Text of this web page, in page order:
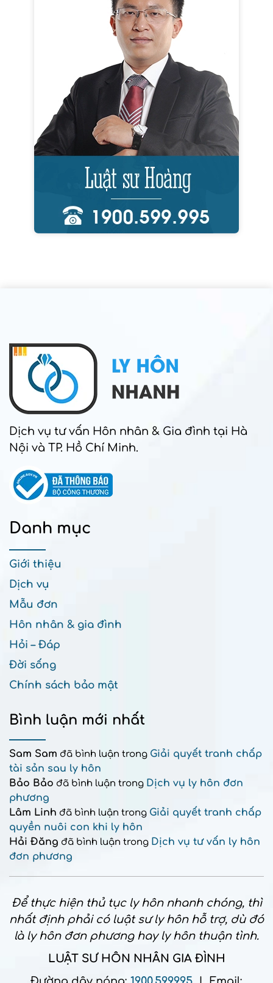
Dịch vụ tư vấn Hôn nhân & Gia đình tại Hà
Nội và TP. Hồ Chí Minh.
Danh mục
Giới thiệu
Dịch vụ
Mẫu đơn
Hôn nhân & gia đình
Hỏi – Đáp
Đời sống
Chính sách bảo mật
Bình luận mới nhất
Sam Sam đã bình luận trong Giải quyết tranh chấp
tài sản sau ly hôn
Bảo Bảo đã bình luận trong Dịch vụ ly hôn đơn
phương
Lâm Linh đã bình luận trong Giải quyết tranh chấp
quyền nuôi con khi ly hôn
Hải Đăng đã bình luận trong Dịch vụ tư vấn ly hôn
đơn phương
Để thực hiện thủ tục ly hôn nhanh chóng, thì
nhất định phải có luật sư ly hôn hỗ trợ, dù đó
là ly hôn đơn phương hay ly hôn thuận tình.
LUẬT SƯ HÔN NHÂN GIA ĐÌNH